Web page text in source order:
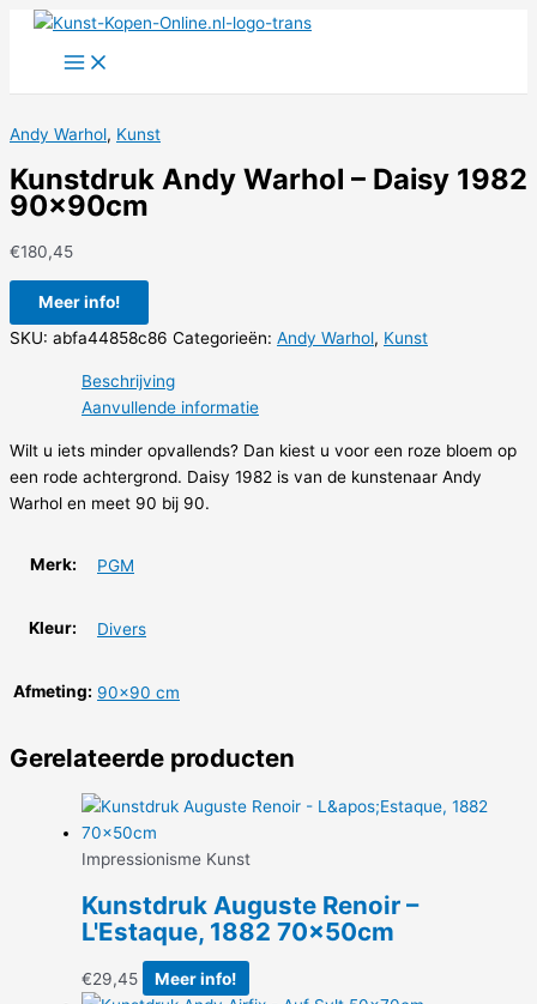
Andy Warhol, Kunst
Kunstdruk Andy Warhol – Daisy 1982
90x90cm
€180,45
Meer info!
SKU: abfa44858c86 Categorieën: Andy Warhol, Kunst
Beschrijving
Aanvullende informatie
Wilt u iets minder opvallends? Dan kiest u voor een roze bloem op
een rode achtergrond. Daisy 1982 is van de kunstenaar Andy
Warhol en meet 90 bij 90.
Merk: PGM
Kleur: Divers
Afmeting: 90×90 cm
Gerelateerde producten
Impressionisme Kunst
Kunstdruk Auguste Renoir –
L'Estaque, 1882 70x50cm
€29,45 Meer info!